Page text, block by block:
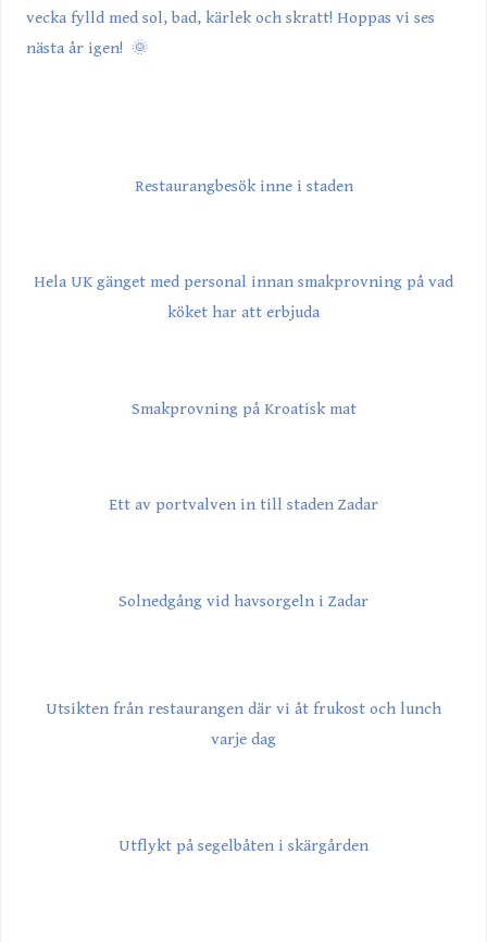
vecka fylld med sol, bad, kärlek och skratt! Hoppas vi ses
nästa år igen! 🌞
Restaurangbesök inne i staden
Hela UK gänget med personal innan smakprovning på vad
köket har att erbjuda
Smakprovning på Kroatisk mat
Ett av portvalven in till staden Zadar
Solnedgång vid havsorgeln i Zadar
Utsikten från restaurangen där vi åt frukost och lunch
varje dag
Utflykt på segelbåten i skärgården